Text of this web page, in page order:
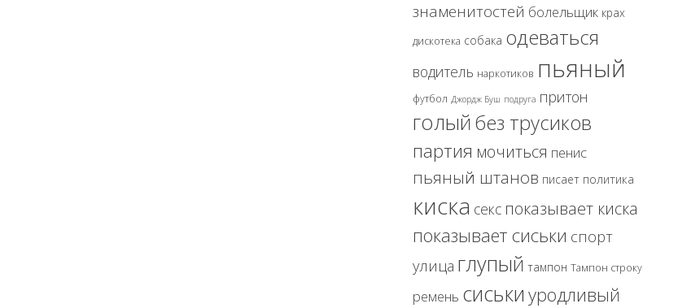
знаменитостей болельщик крах
дискотека собака одеваться
водитель наркотиков пьяный
футбол Джордж Буш подруга притон
голый без трусиков
партия мочиться пенис
пьяный штанов писает политика
киска секс показывает киска
показывает сиськи спорт
улица глупый тампон Тампон строку
ремень сиськи уродливый